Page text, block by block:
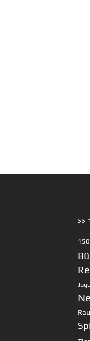
>>
150